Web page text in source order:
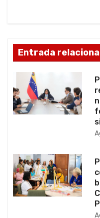
d
e
e
n
r
a
d
Entrada